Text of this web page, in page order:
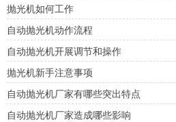
抛光机如何工作
自动抛光机动作流程
自动抛光机开展调节和操作
抛光机新手注意事项
自动抛光机厂家有哪些突出特点
自动抛光机厂家造成哪些影响